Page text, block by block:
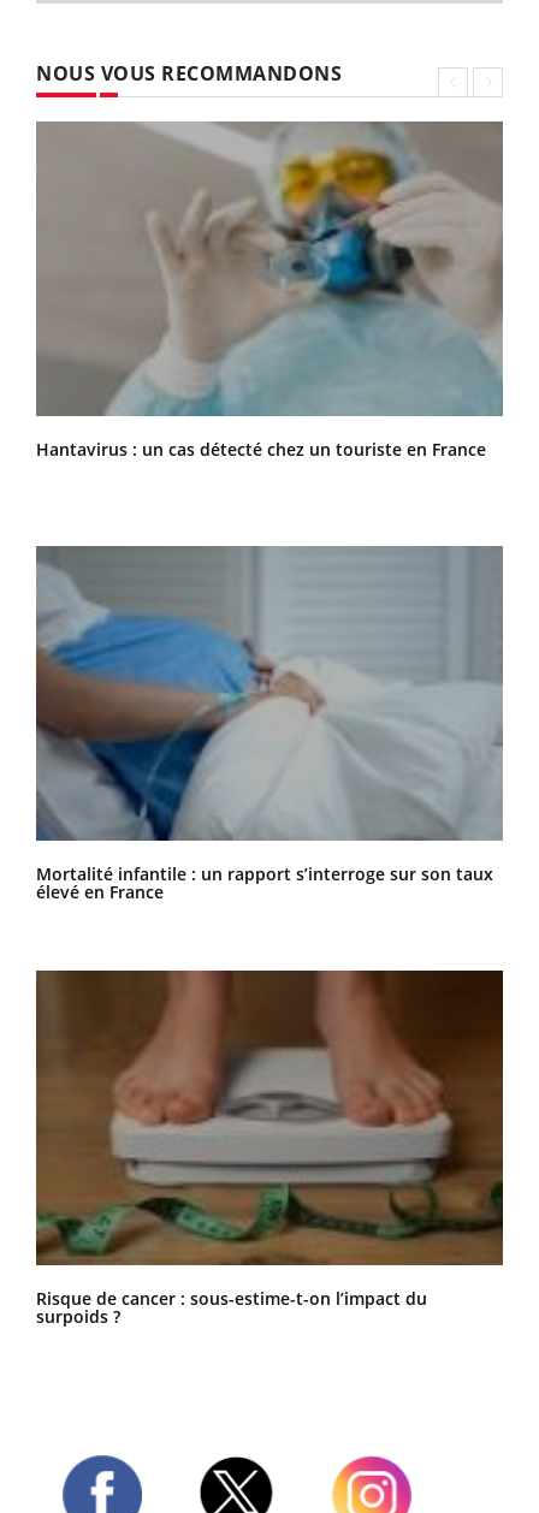
NOUS VOUS RECOMMANDONS
Hantavirus : un cas détecté chez un touriste en France
Mortalité infantile : un rapport s’interroge sur son taux
élevé en France
Risque de cancer : sous-estime-t-on l’impact du
surpoids ?